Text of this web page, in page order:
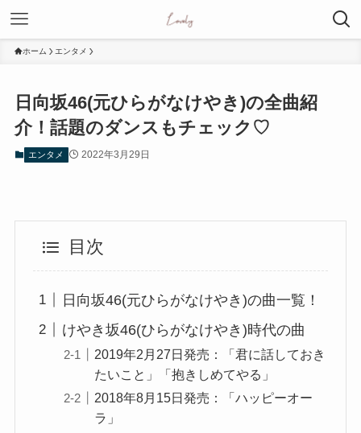
ホーム エンタメ
日向坂46(元ひらがなけやき)の全曲紹
介！話題のダンスもチェック♡
エンタメ 2022年3月29日
目次
日向坂46(元ひらがなけやき)の曲一覧！
けやき坂46(ひらがなけやき)時代の曲
2019年2月27日発売：「君に話しておき
たいこと」「抱きしめてやる」
2018年8月15日発売：「ハッピーオー
ラ」